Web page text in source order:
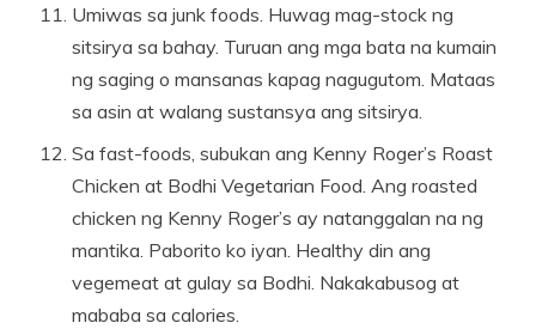
Umiwas sa junk foods. Huwag mag-stock ng
sitsirya sa bahay. Turuan ang mga bata na kumain
ng saging o mansanas kapag nagugutom. Mataas
sa asin at walang sustansya ang sitsirya.
Sa fast-foods, subukan ang Kenny Roger’s Roast
Chicken at Bodhi Vegetarian Food. Ang roasted
chicken ng Kenny Roger’s ay natanggalan na ng
mantika. Paborito ko iyan. Healthy din ang
vegemeat at gulay sa Bodhi. Nakakabusog at
mababa sa calories.